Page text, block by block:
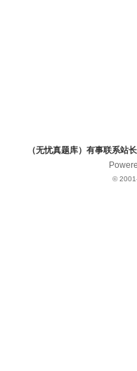
（无忧真题库）有事联系站
©